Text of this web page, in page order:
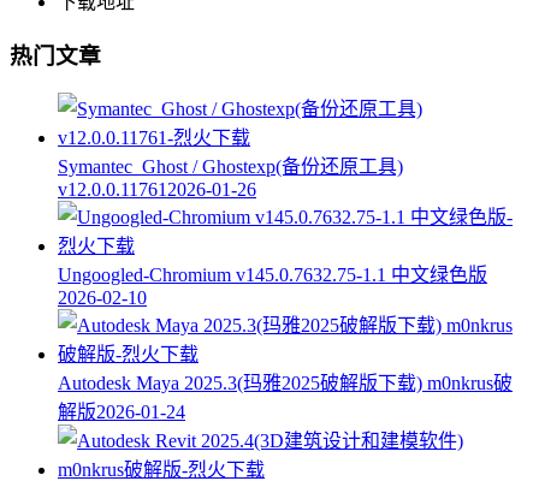
热门文章
Symantec_Ghost / Ghostexp(备份还原工具)
v12.0.0.11761 2026-01-26
Ungoogled-Chromium v145.0.7632.75-1.1 中文绿色版
2026-02-10
Autodesk Maya 2025.3(玛雅2025破解版下载) m0nkrus破
解版2026-01-24